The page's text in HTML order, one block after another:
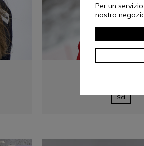
Sci
Per un
nostro